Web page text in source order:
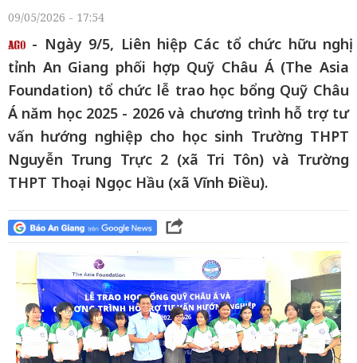
09/05/2026 - 17:54
- Ngày 9/5, Liên hiệp Các tổ chức hữu nghị
tỉnh An Giang phối hợp Quỹ Châu Á (The Asia
Foundation) tổ chức lễ trao học bổng Quỹ Châu
Á năm học 2025 - 2026 và chương trình hỗ trợ tư
vấn hướng nghiệp cho học sinh Trường THPT
Nguyễn Trung Trực 2 (xã Tri Tôn) và Trường
THPT Thoại Ngọc Hầu (xã Vĩnh Điều).